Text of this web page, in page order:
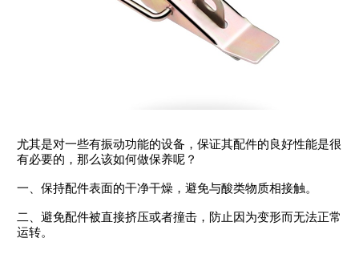
尤其是对一些有振动功能的设备，保证其配件的良好性能是很
有必要的，那么该如何做保养呢？
一、保持配件表面的干净干燥，避免与酸类物质相接触。
二、避免配件被直接挤压或者撞击，防止因为变形而无法正常
运转。